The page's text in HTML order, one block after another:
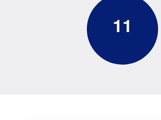
11